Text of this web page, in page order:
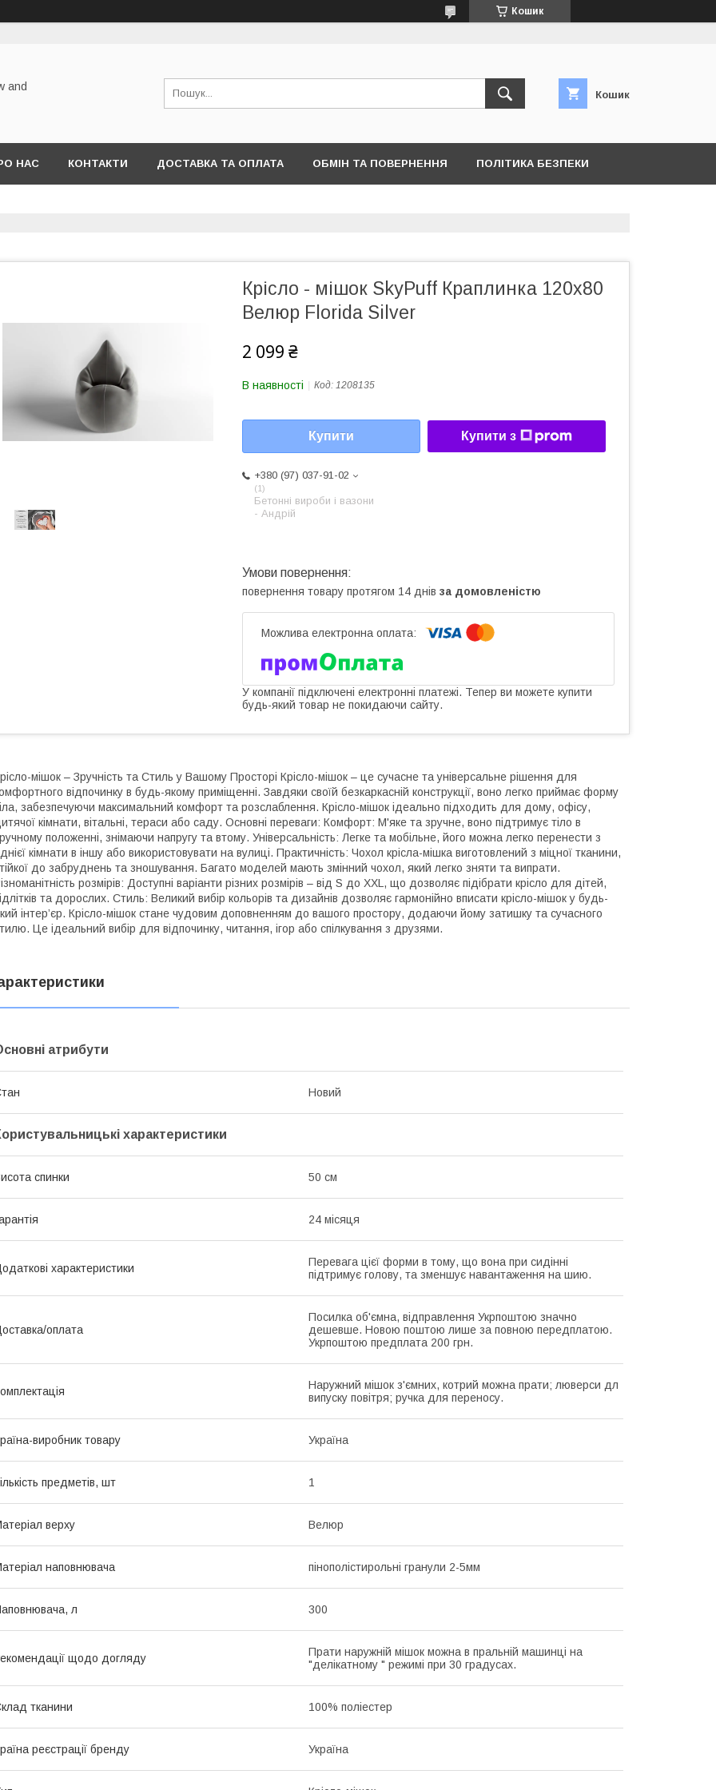
Кошик
and
Кошик
НАС КОНТАКТИ ДОСТАВКА ТА ОПЛАТА ОБМІН ТА ПОВЕРНЕННЯ ПОЛІТИКА БЕЗПЕКИ
Крісло - мішок SkyPuff Краплинка 120х80
Велюр Florida Silver
2 099 ₴
В наявності Код: 1208135
Купити Купити з
+380 (97) 037-91-02
1
Бетонні вироби і вазони
- Андрій
повернення товару протягом 14 днів за домовленістю
У компанії підключені електронні платежі. Тепер ви можете купити
будь-який товар не покидаючи сайту.
мішок – Зручність та Стиль у Вашому Просторі Крісло-мішок – це сучасне та універсальне рішення для
відпочинку в будь-якому приміщенні. Завдяки своїй безкаркасній конструкції, воно легко приймає форму
забезпечуючи максимальний комфорт та розслаблення. Крісло-мішок ідеально підходить для дому, офісу,
кімнати, вітальні, тераси або саду. Основні переваги: Комфорт: М'яке та зручне, воно підтримує тіло в
положенні, знімаючи напругу та втому. Універсальність: Легке та мобільне, його можна легко перенести з
кімнати в іншу або використовувати на вулиці. Практичність: Чохол крісла-мішка виготовлений з міцної тканини,
до забруднень та зношування. Багато моделей мають змінний чохол, який легко зняти та випрати.
розмірів: Доступні варіанти різних розмірів – від S до XXL, що дозволяє підібрати крісло для дітей,
та дорослих. Стиль: Великий вибір кольорів та дизайнів дозволяє гармонійно вписати крісло-мішок у будь-
інтер’єр. Крісло-мішок стане чудовим доповненням до вашого простору, додаючи йому затишку та сучасного
Це ідеальний вибір для відпочинку, читання, ігор або спілкування з друзями.
атрибути
Новий
характеристики
спинки 50 см
24 місяця
характеристики
Перевага цієї форми в тому, що вона при сидінні
підтримує голову, та зменшує навантаження на шию.
оплата
Посилка об'ємна, відправлення Укрпоштою значно
дешевше. Новою поштою лише за повною передплатою.
Укрпоштою предплата 200 грн.
Наружний мішок з'ємних, котрий можна прати; люверси дл
випуску повітря; ручка для переносу.
виробник товару Україна
предметів, шт 1
верху Велюр
наповнювача пінополістирольні гранули 2-5мм
л 300
щодо догляду
Прати наружній мішок можна в пральній машинці на
"делікатному " режимі при 30 градусах.
тканини 100% поліестер
реєстрації бренду Україна